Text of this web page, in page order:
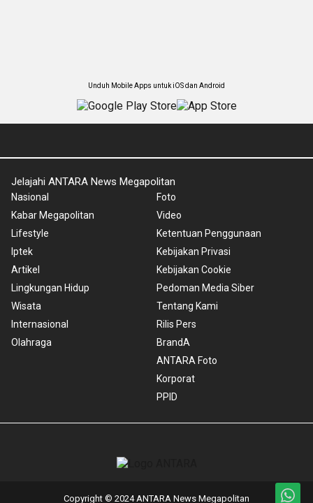
Unduh Mobile Apps untuk iOS dan Android
Jelajahi ANTARA News Megapolitan
Nasional
Kabar Megapolitan
Lifestyle
Iptek
Artikel
Lingkungan Hidup
Wisata
Internasional
Olahraga
Foto
Video
Ketentuan Penggunaan
Kebijakan Privasi
Kebijakan Cookie
Pedoman Media Siber
Tentang Kami
Rilis Pers
BrandA
ANTARA Foto
Korporat
PPID
Copyright © 2024 ANTARA News Megapolitan